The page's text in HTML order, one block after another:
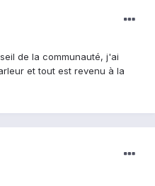
de la communauté, j'ai
et tout est revenu à la